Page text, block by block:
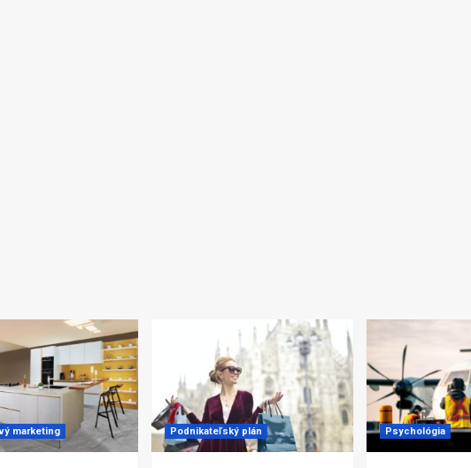
marketing Podnikateľský plán Psychológia